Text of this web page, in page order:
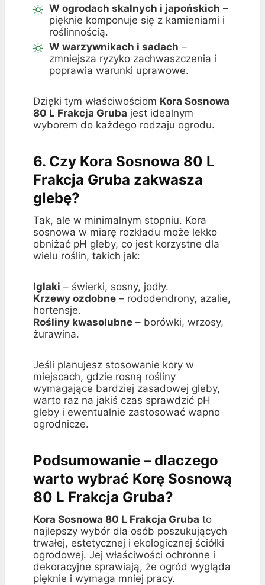
W ogrodach skalnych i japońskich –
pięknie komponuje się z kamieniami i
roślinnością.
W warzywnikach i sadach –
zmniejsza ryzyko zachwaszczenia i
poprawia warunki uprawowe.
Dzięki tym właściwościom Kora Sosnowa
80 L Frakcja Gruba jest idealnym
wyborem do każdego rodzaju ogrodu.
6. Czy Kora Sosnowa 80 L
Frakcja Gruba zakwasza
glebę?
Tak, ale w minimalnym stopniu. Kora
sosnowa w miarę rozkładu może lekko
obniżać pH gleby, co jest korzystne dla
wielu roślin, takich jak:
Iglaki – świerki, sosny, jodły.
Krzewy ozdobne – rododendrony, azalie,
hortensje.
Rośliny kwasolubne – borówki, wrzosy,
żurawina.
Jeśli planujesz stosowanie kory w
miejscach, gdzie rosną rośliny
wymagające bardziej zasadowej gleby,
warto raz na jakiś czas sprawdzić pH
gleby i ewentualnie zastosować wapno
ogrodnicze.
Podsumowanie – dlaczego
warto wybrać Korę Sosnową
80 L Frakcja Gruba?
Kora Sosnowa 80 L Frakcja Gruba to
najlepszy wybór dla osób poszukujących
trwałej, estetycznej i ekologicznej ściółki
ogrodowej. Jej właściwości ochronne i
dekoracyjne sprawiają, że ogród wygląda
pięknie i wymaga mniej pracy.